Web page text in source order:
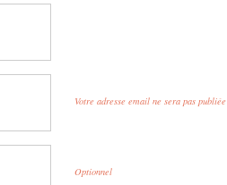
Votre adresse email ne sera pas publiée
Optionnel